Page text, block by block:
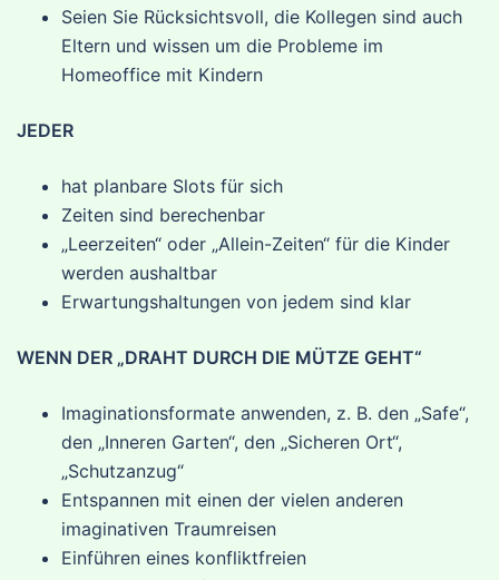
Seien Sie Rücksichtsvoll, die Kollegen sind auch
Eltern und wissen um die Probleme im
Homeoffice mit Kindern
JEDER
hat planbare Slots für sich
Zeiten sind berechenbar
„Leerzeiten“ oder „Allein-Zeiten“ für die Kinder
werden aushaltbar
Erwartungshaltungen von jedem sind klar
WENN DER „DRAHT DURCH DIE MÜTZE GEHT“
Imaginationsformate anwenden, z. B. den „Safe“,
den „Inneren Garten“, den „Sicheren Ort“,
„Schutzanzug“
Entspannen mit einen der vielen anderen
imaginativen Traumreisen
Einführen eines konfliktfreien